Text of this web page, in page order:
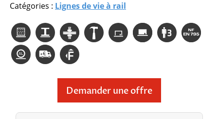
Catégories : Lignes de vie à rail
Demander une offre